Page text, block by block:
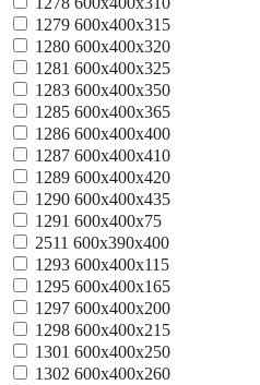
1279 600x400x315
1280 600x400x320
1281 600x400x325
1283 600x400x350
1285 600x400x365
1286 600x400x400
1287 600x400x410
1289 600x400x420
1290 600x400x435
1291 600x400x75
2511 600х390х400
1293 600х400х115
1295 600х400х165
1297 600х400х200
1298 600х400х215
1301 600х400х250
1302 600х400х260